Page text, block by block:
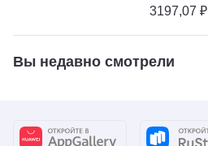
3197,07 ₽
Вы недавно смотрели